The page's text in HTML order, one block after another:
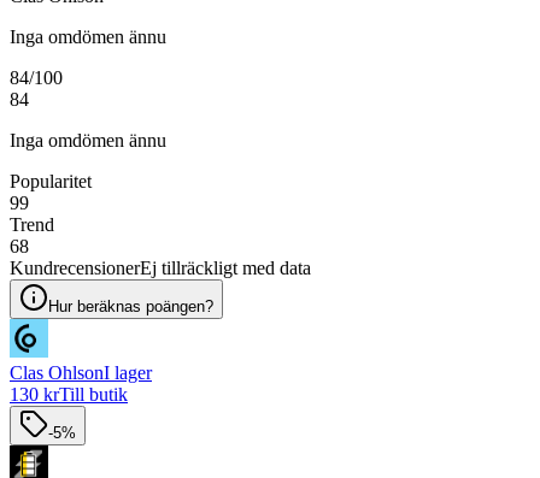
Inga omdömen ännu
84/100
84
Inga omdömen ännu
Popularitet
99
Trend
68
KundrecensionerEj tillräckligt med data
Hur beräknas poängen?
Clas OhlsonI lager
130 krTill butik
-5%